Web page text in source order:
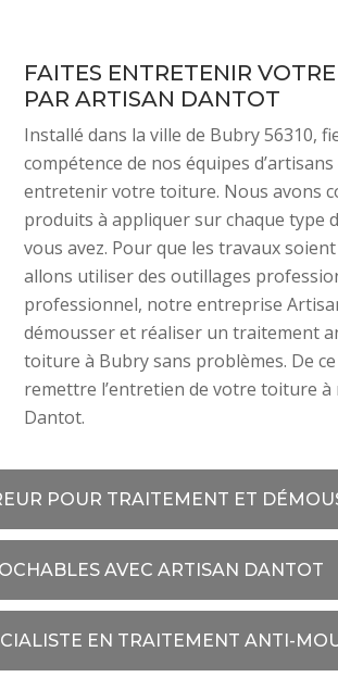
FAITES ENTRETENIR
PAR ARTISAN DANTOT
Installé dans la ville de Bubry 56310,
compétence de nos équipes
entretenir votre toiture. Nous avons
produits à appliquer sur chaque type
vous avez. Pour que les travaux
allons utiliser des outillages
professionnel, notre entreprise
démousser et réaliser un traitement
toiture à Bubry sans problèmes. De
remettre l’entretien de votre toiture
Dantot.
POUR TRAITEMENT ET
AVEC ARTISAN DANTOT
EN TRAITEMENT ANTI-